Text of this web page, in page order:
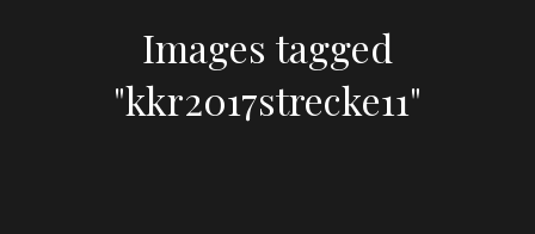
Images tagged
"kkr2017strecke11"